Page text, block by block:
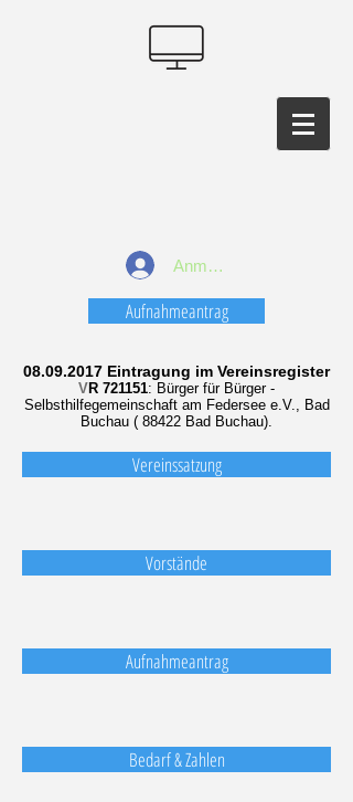
Anmelden
Aufnahmeantrag
08.09.2017 Eintragung im Vereinsregister
VR 721151: Bürger für Bürger -
Selbsthilfegemeinschaft am Federsee e.V., Bad
Buchau ( 88422 Bad Buchau).
Vereinssatzung
Vorstände
Aufnahmeantrag
Bedarf & Zahlen